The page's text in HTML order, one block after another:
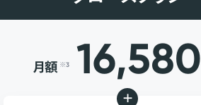
月額 ※3 16,580
+